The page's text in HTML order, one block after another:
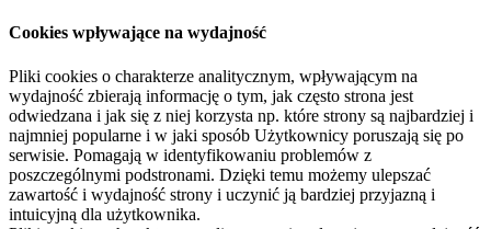
Cookies wpływające na wydajność
Pliki cookies o charakterze analitycznym, wpływającym na
wydajność zbierają informację o tym, jak często strona jest
odwiedzana i jak się z niej korzysta np. które strony są najbardziej i
najmniej popularne i w jaki sposób Użytkownicy poruszają się po
serwisie. Pomagają w identyfikowaniu problemów z
poszczególnymi podstronami. Dzięki temu możemy ulepszać
zawartość i wydajność strony i uczynić ją bardziej przyjazną i
intuicyjną dla użytkownika.